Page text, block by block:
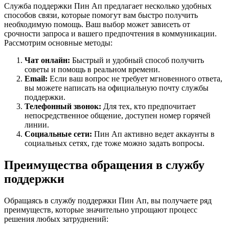
Служба поддержки Пин Ап предлагает несколько удобных
способов связи, которые помогут вам быстро получить
необходимую помощь. Ваш выбор может зависеть от
срочности запроса и вашего предпочтения в коммуникации.
Рассмотрим основные методы:
Чат онлайн: Быстрый и удобный способ получить
советы и помощь в реальном времени.
Email: Если ваш вопрос не требует мгновенного ответа,
вы можете написать на официальную почту службы
поддержки.
Телефонный звонок: Для тех, кто предпочитает
непосредственное общение, доступен номер горячей
линии.
Социальные сети: Пин Ап активно ведет аккаунты в
социальных сетях, где тоже можно задать вопросы.
Преимущества обращения в службу
поддержки
Обращаясь в службу поддержки Пин Ап, вы получаете ряд
преимуществ, которые значительно упрощают процесс
решения любых затруднений: